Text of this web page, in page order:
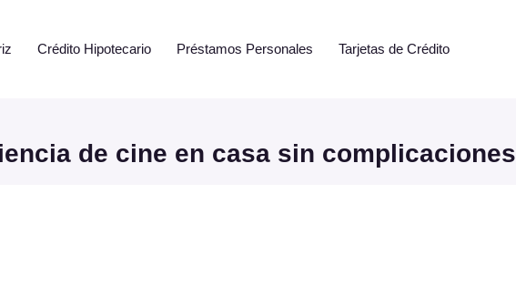
Crédito Hipotecario Préstamos Personales Tarjetas de Crédito
de cine en casa sin complicaciones